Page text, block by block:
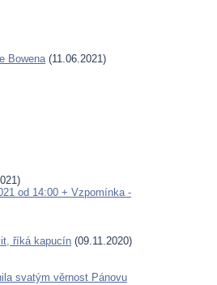
Bowena(11.06.2021)
od 14:00 + Vzpomínka -
říká kapucín (09.11.2020)
svatým věrnost Pánovu